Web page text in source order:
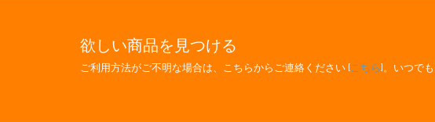
欲しい商品を見つける
ご利用方法がご不明な場合は、こちらからご連絡ください [こちら]。いつで